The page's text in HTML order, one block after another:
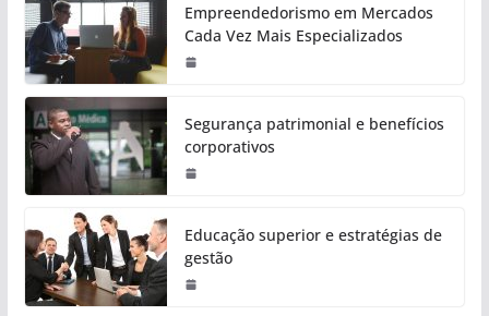
Empreendedorismo em Mercados
Cada Vez Mais Especializados
Segurança patrimonial e benefícios
corporativos
Educação superior e estratégias de
gestão